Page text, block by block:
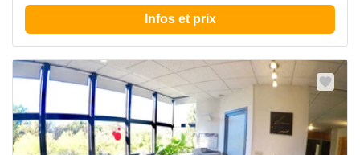
Infos et prix